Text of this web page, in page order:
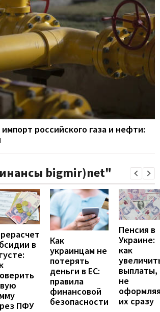
российского газа и нефти:
bigmir)net"
в
ПФУ
Как
украинцам не
потерять
деньги в ЕС:
правила
финансовой
безопасности
Пенсия в
Украине:
как
выплаты,
не
их сразу